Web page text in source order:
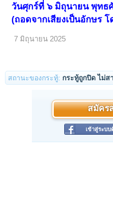
วันศุกร์ที่ ๖ มิถุนายน พุทธ
(ถอดจากเสียงเป็นอักษร โ
7 มิถุนายน 2025
สถานะของกระทู้: กระทู้ถูกปิด ไม่ส
สมัคร
เข้าสู่ระบบ